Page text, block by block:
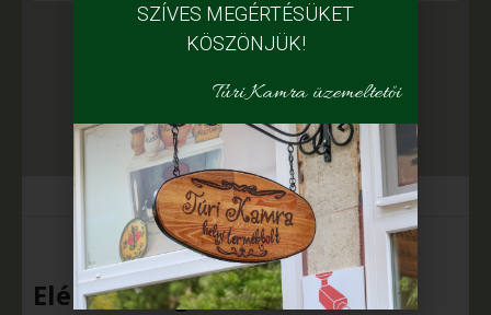
Elérhetőségeink
SZÍVES MEGÉRTÉSÜKET
KÖSZÖNJÜK!
Túri Kamra üzemeltetői